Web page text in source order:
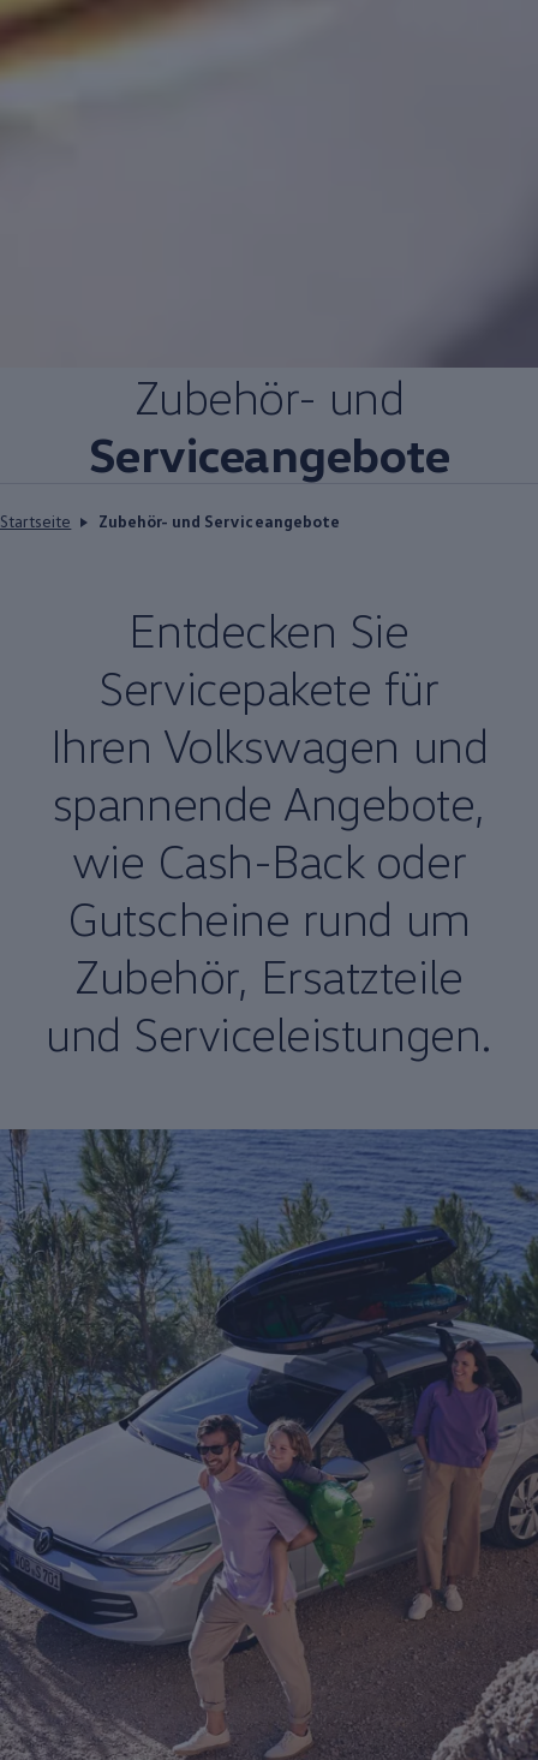
Zubehör- und
Serviceangebote
Startseite Zubehör- und Serviceangebote
Entdecken Sie
Servicepakete für
Ihren Volkswagen und
spannende Angebote,
wie Cash-Back oder
Gutscheine rund um
Zubehör, Ersatzteile
und Serviceleistungen.